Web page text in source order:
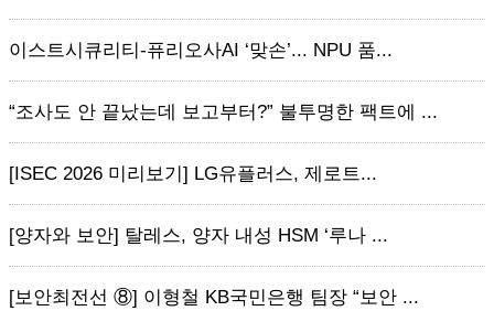
이스트시큐리티-퓨리오사AI ‘맞손’... NPU 품...
“조사도 안 끝났는데 보고부터?” 불투명한 팩트에 ...
[ISEC 2026 미리보기] LG유플러스, 제로트...
[양자와 보안] 탈레스, 양자 내성 HSM ‘루나 ...
[보안최전선 ⑧] 이형철 KB국민은행 팀장 “보안 ...